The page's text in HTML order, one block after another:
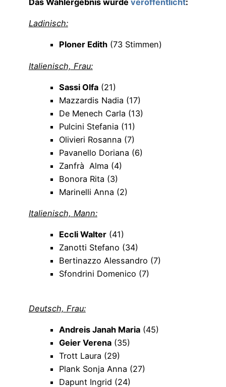
Ladinisch:
Ploner Edith(73 Stimmen)
Italienisch, Frau:
Sassi Olfa(21)
Mazzardis Nadia (17)
De Menech Carla (13)
Pulcini Stefania (11)
Olivieri Rosanna (7)
Pavanello Doriana (6)
Zanfrà Alma (4)
Bonora Rita (3)
Marinelli Anna (2)
Italienisch, Mann:
Eccli Walter(41)
Zanotti Stefano (34)
Bertinazzo Alessandro (7)
Sfondrini Domenico (7)
Deutsch, Frau:
Andreis Janah Maria(45)
Geier Verena(35)
Trott Laura (29)
Plank Sonja Anna (27)
Dapunt Ingrid (24)